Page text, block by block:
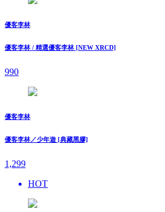
優客李林
優客李林 / 精選優客李林 [NEW XRCD]
990
優客李林
優客李林／少年遊 [典藏黑膠]
1,299
HOT